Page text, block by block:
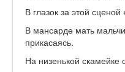
В глазок за этой
В мансарде мать
прикасаясь.
На низенькой скамейке